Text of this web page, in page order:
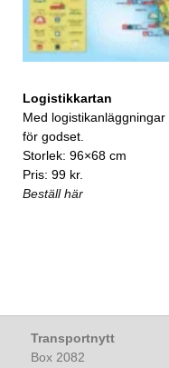
Logistikkartan
Med
för godset.
Storlek: 96×68 cm
Pris: 99 kr.
Beställ här
Transportnytt
Box 2082